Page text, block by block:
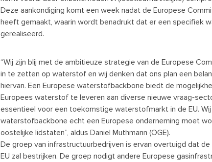
Deze aankondiging komt een week nadat de Europese
heeft gemaakt, waarin wordt benadrukt dat er een specifiek
gerealiseerd.
“Wij zijn blij met de ambitieuze strategie van de Europese
in te zetten op waterstof en wij denken dat ons plan een
hiervan. Een Europese waterstofbackbone biedt de
Europees waterstof te leveren aan diverse nieuwe vraag-
essentieel voor een toekomstige waterstofmarkt in de EU.
waterstofbackbone echt een Europese onderneming moet
oostelijke lidstaten”, aldus Daniel Muthmann (OGE).
De groep van infrastructuurbedrijven is ervan overtuigd dat
EU zal bestrijken. De groep nodigt andere Europese